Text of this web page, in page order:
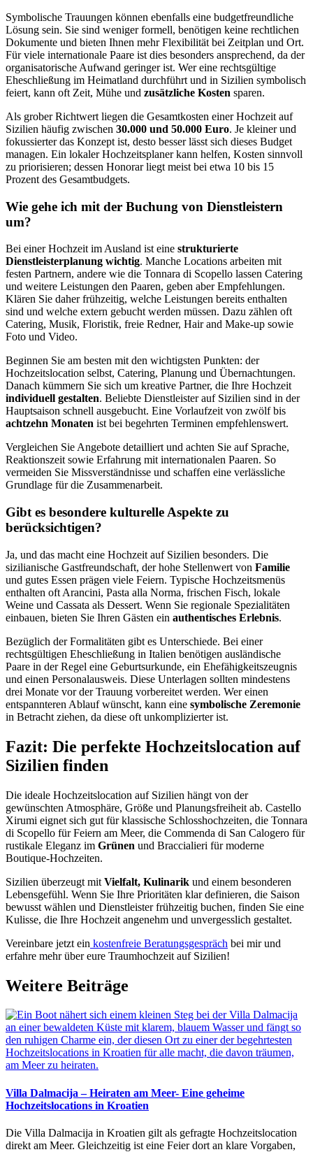
Symbolische Trauungen können ebenfalls eine budgetfreundliche
Lösung sein. Sie sind weniger formell, benötigen keine rechtlichen
Dokumente und bieten Ihnen mehr Flexibilität bei Zeitplan und Ort.
Für viele internationale Paare ist dies besonders ansprechend, da der
organisatorische Aufwand geringer ist. Wer eine rechtsgültige
Eheschließung im Heimatland durchführt und in Sizilien symbolisch
feiert, kann oft Zeit, Mühe und zusätzliche Kosten sparen.
Als grober Richtwert liegen die Gesamtkosten einer Hochzeit auf
Sizilien häufig zwischen 30.000 und 50.000 Euro. Je kleiner und
fokussierter das Konzept ist, desto besser lässt sich dieses Budget
managen. Ein lokaler Hochzeitsplaner kann helfen, Kosten sinnvoll
zu priorisieren; dessen Honorar liegt meist bei etwa 10 bis 15
Prozent des Gesamtbudgets.
Wie gehe ich mit der Buchung von Dienstleistern
um?
Bei einer Hochzeit im Ausland ist eine strukturierte
Dienstleisterplanung wichtig. Manche Locations arbeiten mit
festen Partnern, andere wie die Tonnara di Scopello lassen Catering
und weitere Leistungen den Paaren, geben aber Empfehlungen.
Klären Sie daher frühzeitig, welche Leistungen bereits enthalten
sind und welche extern gebucht werden müssen. Dazu zählen oft
Catering, Musik, Floristik, freie Redner, Hair and Make-up sowie
Foto und Video.
Beginnen Sie am besten mit den wichtigsten Punkten: der
Hochzeitslocation selbst, Catering, Planung und Übernachtungen.
Danach kümmern Sie sich um kreative Partner, die Ihre Hochzeit
individuell gestalten. Beliebte Dienstleister auf Sizilien sind in der
Hauptsaison schnell ausgebucht. Eine Vorlaufzeit von zwölf bis
achtzehn Monaten ist bei begehrten Terminen empfehlenswert.
Vergleichen Sie Angebote detailliert und achten Sie auf Sprache,
Reaktionszeit sowie Erfahrung mit internationalen Paaren. So
vermeiden Sie Missverständnisse und schaffen eine verlässliche
Grundlage für die Zusammenarbeit.
Gibt es besondere kulturelle Aspekte zu
berücksichtigen?
Ja, und das macht eine Hochzeit auf Sizilien besonders. Die
sizilianische Gastfreundschaft, der hohe Stellenwert von Familie
und gutes Essen prägen viele Feiern. Typische Hochzeitsmenüs
enthalten oft Arancini, Pasta alla Norma, frischen Fisch, lokale
Weine und Cassata als Dessert. Wenn Sie regionale Spezialitäten
einbauen, bieten Sie Ihren Gästen ein authentisches Erlebnis.
Bezüglich der Formalitäten gibt es Unterschiede. Bei einer
rechtsgültigen Eheschließung in Italien benötigen ausländische
Paare in der Regel eine Geburtsurkunde, ein Ehefähigkeitszeugnis
und einen Personalausweis. Diese Unterlagen sollten mindestens
drei Monate vor der Trauung vorbereitet werden. Wer einen
entspannteren Ablauf wünscht, kann eine symbolische Zeremonie
in Betracht ziehen, da diese oft unkomplizierter ist.
Fazit: Die perfekte Hochzeitslocation auf
Sizilien finden
Die ideale Hochzeitslocation auf Sizilien hängt von der
gewünschten Atmosphäre, Größe und Planungsfreiheit ab. Castello
Xirumi eignet sich gut für klassische Schlosshochzeiten, die Tonnara
di Scopello für Feiern am Meer, die Commenda di San Calogero für
rustikale Eleganz im Grünen und Braccialieri für moderne
Boutique-Hochzeiten.
Sizilien überzeugt mit Vielfalt, Kulinarik und einem besonderen
Lebensgefühl. Wenn Sie Ihre Prioritäten klar definieren, die Saison
bewusst wählen und Dienstleister frühzeitig buchen, finden Sie eine
Kulisse, die Ihre Hochzeit angenehm und unvergesslich gestaltet.
Vereinbare jetzt ein kostenfreie Beratungsgespräch bei mir und
erfahre mehr über eure Traumhochzeit auf Sizilien!
Weitere Beiträge
Villa Dalmacija – Heiraten am Meer- Eine geheime
Hochzeitslocations in Kroatien
Die Villa Dalmacija in Kroatien gilt als gefragte Hochzeitslocation
direkt am Meer. Gleichzeitig ist eine Feier dort an klare Vorgaben,